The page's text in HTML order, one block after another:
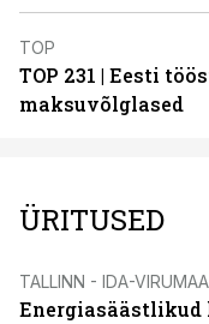
TOP
TOP 231 | Eesti
maksuvõlglased
ÜRITUSED
TALLINN - IDA-VIRUMAA
Energiasäästlikud